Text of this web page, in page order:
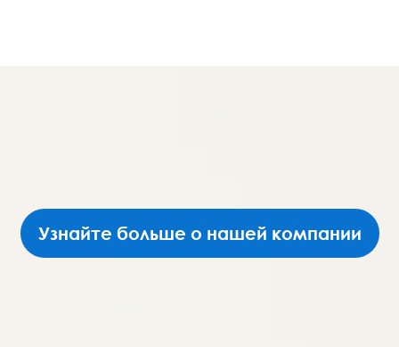
Узнайте больше о нашей компании